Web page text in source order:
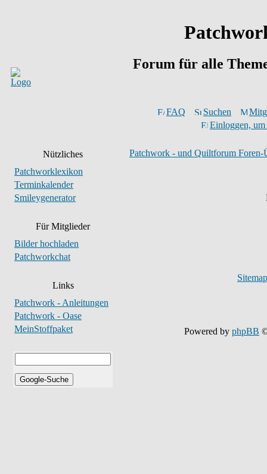
Forum für alle
FAQ Suchen
Einloggen,
Nützliches
Patchworklexikon
Terminkalender
Smileygenerator
Für Mitglieder
Bilder hochladen
Patchworkchat
Links
Patchwork - Anleitungen
Patchwork - Oase
MeinStoffpaket
Patchwork - und Quiltforum Foren-
Sitemap
Powered by phpBB